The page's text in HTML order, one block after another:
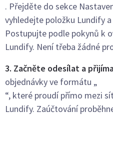
. Přejděte do sekce
vyhledejte položku Lundify
Postupujte podle pokynů k
Lundify. Není třeba žádné
3. Začněte odesílat a
objednávky ve formátu „
“, které proudí přímo mezi
Lundify. Zaúčtování